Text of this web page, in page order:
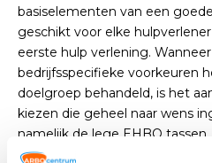
basiselementen van een
geschikt voor elke
eerste hulp verlening.
bedrijfsspecifieke voorkeuren
doelgroep behandeld, is het
kiezen die geheel naar wens
namelijk de lege EHBO
geheel naar wens in te